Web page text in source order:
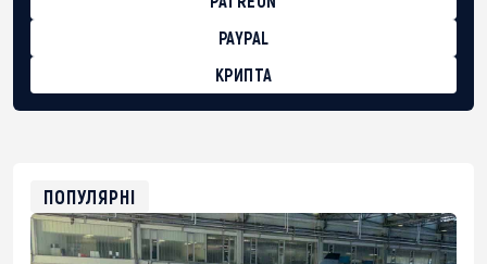
PAYPAL
КРИПТА
0xfD02863D3289416fcF50975c9DFda13623f97758
ПОПУЛЯРНІ